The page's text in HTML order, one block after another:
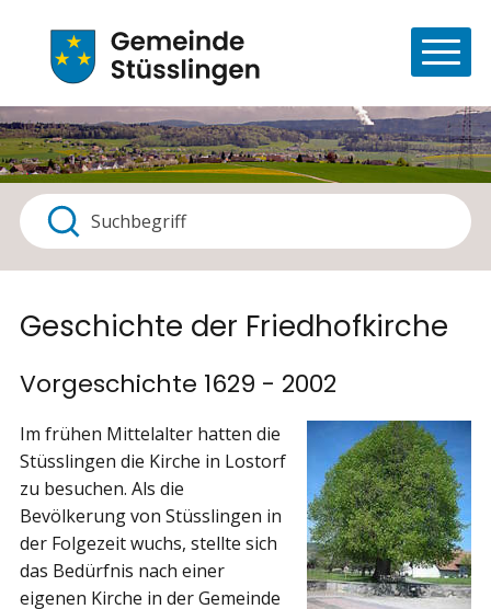
Suchbegriff
Suche starten
Geschichte der Friedhofkirche
Vorgeschichte 1629 - 2002
Im frühen Mittelalter hatten die
Stüsslingen die Kirche in Lostorf
zu besuchen. Als die
Bevölkerung von Stüsslingen in
der Folgezeit wuchs, stellte sich
das Bedürfnis nach einer
eigenen Kirche in der Gemeinde